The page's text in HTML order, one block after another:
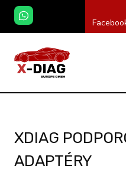
Přeskočit
XDIAG
ADAPTÉRY